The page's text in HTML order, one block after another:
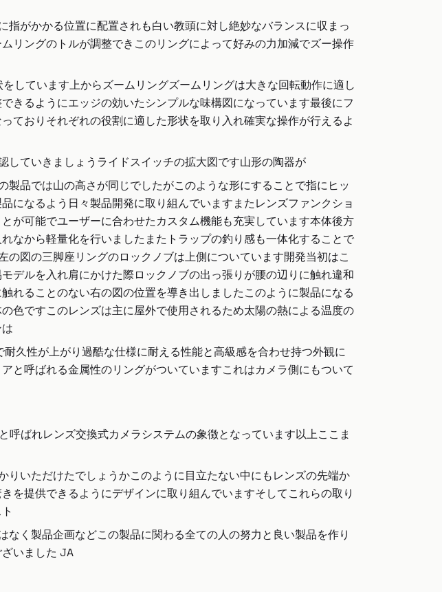
がかかる位置に配置されも白い教頭に対し絶妙なバランスに収まっ
リングのトルが調整できこのリングによって好みの力加減でズー操作
しています上からズームリングズームリングは大きな回転動作に適し
きるようにエッジの効いたシンプルな味構図になっています最後にフ
ておりそれぞれの役割に適した形状を取り入れ確実な操作が行えるよ
ていきましょうライドスイッチの拡大図です山形の陶器が
品では山の高さが同じでしたがこのような形にすることで指にヒッ
になるよう日々製品開発に取り組んでいますまたレンズファンクショ
が可能でユーザーに合わせたカスタム機能も充実しています本体後方
なから軽量化を行いましたまたトラップの釣り感も一体化することで
図の三脚座リングのロックノブは上側についています開発当初はこ
デルを入れ肩にかけた際ロックノブの出っ張りが腰の辺りに触れ違和
れることのない右の図の位置を導き出しましたこのように製品になる
色ですこのレンズは主に屋外で使用されるため太陽の熱による温度の
久性が上がり過酷な仕様に耐える性能と高級感を合わせ持つ外観に
と呼ばれる金属性のリングがついていますこれはカメラ側にもついて
ばれレンズ交換式カメラシステムの象徴となっています以上ここま
いただけたでしょうかこのように目立たない中にもレンズの先端か
を提供できるようにデザインに取り組んでいますそしてこれらの取り
く製品企画などこの製品に関わる全ての人の努力と良い製品を作り
いました JA